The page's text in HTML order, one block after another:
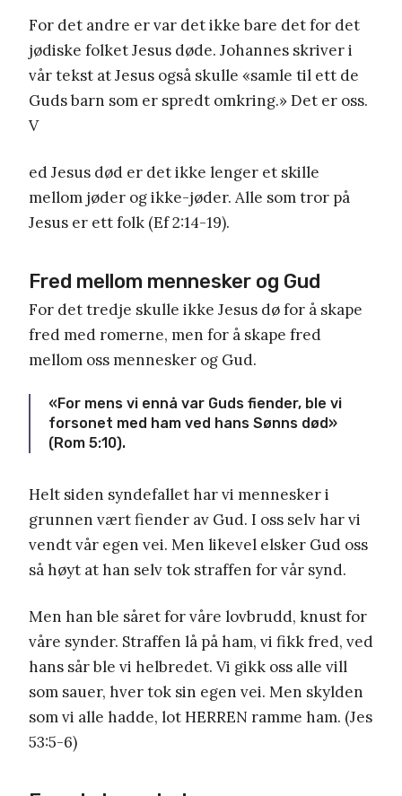
For det andre er var det ikke bare det for det
jødiske folket Jesus døde. Johannes skriver i
vår tekst at Jesus også skulle «samle til ett de
Guds barn som er spredt omkring.» Det er oss.
V
ed Jesus død er det ikke lenger et skille
mellom jøder og ikke-jøder. Alle som tror på
Jesus er ett folk (Ef 2:14-19).
Fred mellom mennesker og Gud
For det tredje skulle ikke Jesus dø for å skape
fred med romerne, men for å skape fred
mellom oss mennesker og Gud.
«For mens vi ennå var Guds fiender, ble vi
forsonet med ham ved hans Sønns død»
(Rom 5:10).
Helt siden syndefallet har vi mennesker i
grunnen vært fiender av Gud. I oss selv har vi
vendt vår egen vei. Men likevel elsker Gud oss
så høyt at han selv tok straffen for vår synd.
Men han ble såret for våre lovbrudd, knust for
våre synder. Straffen lå på ham, vi fikk fred, ved
hans sår ble vi helbredet. Vi gikk oss alle vill
som sauer, hver tok sin egen vei. Men skylden
som vi alle hadde, lot HERREN ramme ham. (Jes
53:5-6)